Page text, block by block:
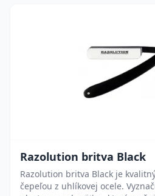
Razolution britva Black
Razolution britva Black je
čepeľou z uhlíkovej ocele.